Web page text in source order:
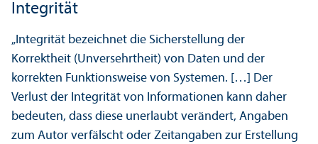
Integrität
„Integrität bezeichnet die Sicherstellung der
Korrektheit (Unversehrtheit) von Daten und der
korrekten Funktions­weise von Systemen. […] Der
Verlust der Integrität von Informationen kann daher
bedeuten, dass diese unerlaubt verändert, Angaben
zum Autor verfälscht oder Zeitangaben zur Erstellung